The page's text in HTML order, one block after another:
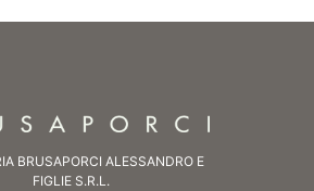
BRUSAPORCI ALESSANDRO E
FIGLIE S.R.L.